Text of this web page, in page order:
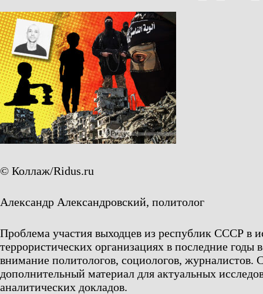
© Коллаж/Ridus.ru
Александр Александровский, политолог
Проблема участия выходцев из республик СССР в
террористических организациях в последние годы
внимание политологов, социологов, журналистов.
дополнительный материал для актуальных
аналитических докладов.